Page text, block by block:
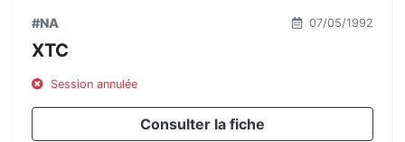
#NA 07/05/1992
XTC
Session annulée
Consulter la fiche